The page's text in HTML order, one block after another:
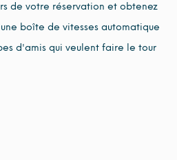
de votre réservation et obtenez
boîte de vitesses automatique
d'amis qui veulent faire le tour